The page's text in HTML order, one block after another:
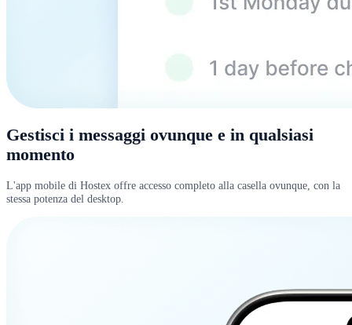
Gestisci i messaggi ovunque e in qualsiasi
momento
L'app mobile di Hostex offre accesso completo alla casella ovunque, con la
stessa potenza del desktop.